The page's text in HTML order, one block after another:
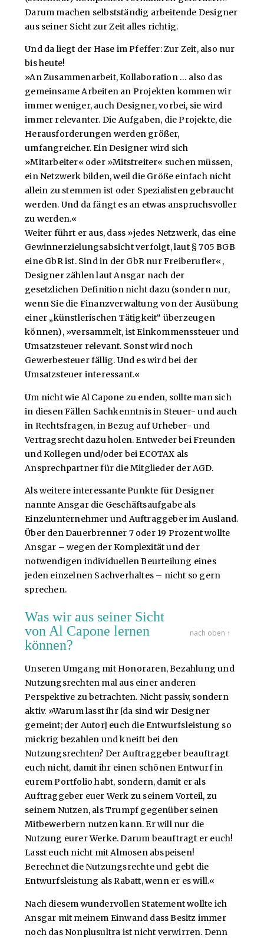
Darum machen selbstständig arbeitende Designer
aus seiner Sicht zur Zeit alles richtig.
Und da liegt der Hase im Pfeffer: Zur Zeit, also nur
bis heute!
»An Zusammenarbeit, Kollaboration … also das
gemeinsame Arbeiten an Projekten kommen wir
immer weniger, auch Designer, vorbei, sie wird
immer relevanter. Die Aufgaben, die Projekte, die
Herausforderungen werden größer,
umfangreicher. Ein Designer wird sich
»Mitarbeiter« oder »Mitstreiter« suchen müssen,
ein Netzwerk bilden, weil die Größe einfach nicht
allein zu stemmen ist oder Spezialisten gebraucht
werden. Und da fängt es an etwas anspruchsvoller
zu werden.«
Weiter führt er aus, dass »jedes Netzwerk, das eine
Gewinnerzielungsabsicht verfolgt, laut § 705 BGB
eine GbR ist. Sind in der GbR nur Freiberufler«,
Designer zählen laut Ansgar nach der
gesetzlichen Definition nicht dazu (sondern nur,
wenn Sie die Finanzverwaltung von der Ausübung
einer „künstlerischen Tätigkeit“ überzeugen
können), »versammelt, ist Einkommenssteuer und
Umsatzsteuer relevant. Sonst wird noch
Gewerbesteuer fällig. Und es wird bei der
Umsatzsteuer interessant.«
Um nicht wie Al Capone zu enden, sollte man sich
in diesen Fällen Sachkenntnis in Steuer- und auch
in Rechtsfragen, in Bezug auf Urheber- und
Vertragsrecht dazu holen. Entweder bei Freunden
und Kollegen und/oder bei ECOTAX als
Ansprechpartner für die Mitglieder der AGD.
Als weitere interessante Punkte für Designer
nannte Ansgar die Geschäftsaufgabe als
Einzelunternehmer und Auftraggeber im Ausland.
Über den Dauerbrenner 7 oder 19 Prozent wollte
Ansgar – wegen der Komplexität und der
notwendigen individuellen Beurteilung eines
jeden einzelnen Sachverhaltes – nicht so gern
sprechen.
Was wir aus seiner Sicht
von Al Capone lernen
können?
nach oben ↑
Unseren Umgang mit Honoraren, Bezahlung und
Nutzungsrechten mal aus einer anderen
Perspektive zu betrachten. Nicht passiv, sondern
aktiv. »Warum lasst ihr [da sind wir Designer
gemeint; der Autor] euch die Entwurfsleistung so
mickrig bezahlen und kneift bei den
Nutzungsrechten? Der Auftraggeber beauftragt
euch nicht, damit ihr einen schönen Entwurf in
eurem Portfolio habt, sondern, damit er als
Auftraggeber euer Werk zu seinem Vorteil, zu
seinem Nutzen, als Trumpf gegenüber seinen
Mitbewerbern nutzen kann. Er will nur die
Nutzung eurer Werke. Darum beauftragt er euch!
Lasst euch nicht mit Almosen abspeisen!
Berechnet die Nutzungsrechte und gebt die
Entwurfsleistung als Rabatt, wenn er es will.«
Nach diesem wundervollen Statement wollte ich
Ansgar mit meinem Einwand dass Besitz immer
noch das Nonplusultra ist nicht verwirren. Denn